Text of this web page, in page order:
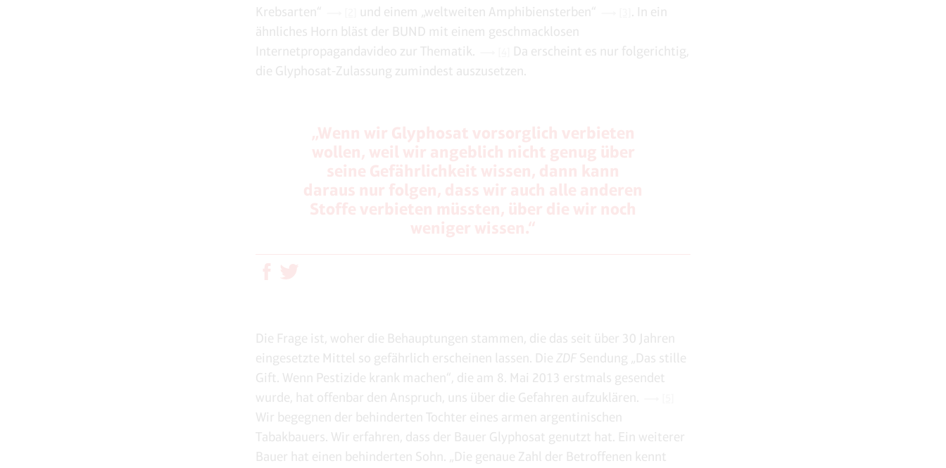
Krebsarten“
und einem „weltweiten Amphibiensterben“
. In ein
ähnliches Horn bläst der BUND mit einem geschmacklosen
Internetpropagandavideo zur Thematik.
Da erscheint es nur folgerichtig,
die Glyphosat-Zulassung zumindest auszusetzen.
Die Frage ist, woher die Behauptungen stammen, die das seit über 30 Jahren
eingesetzte Mittel so gefährlich erscheinen lassen. Die ZDF Sendung „Das stille
Gift. Wenn Pestizide krank machen“, die am 8. Mai 2013 erstmals gesendet
wurde, hat offenbar den Anspruch, uns über die Gefahren aufzuklären.
Wir begegnen der behinderten Tochter eines armen argentinischen
Tabakbauers. Wir erfahren, dass der Bauer Glyphosat genutzt hat. Ein weiterer
Bauer hat einen behinderten Sohn. „Die genaue Zahl der Betroffenen kennt